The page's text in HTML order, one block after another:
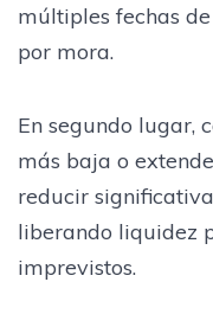
múltiples fechas
por mora.
En segundo lugar,
más baja o
reducir
liberando liquidez
imprevistos.